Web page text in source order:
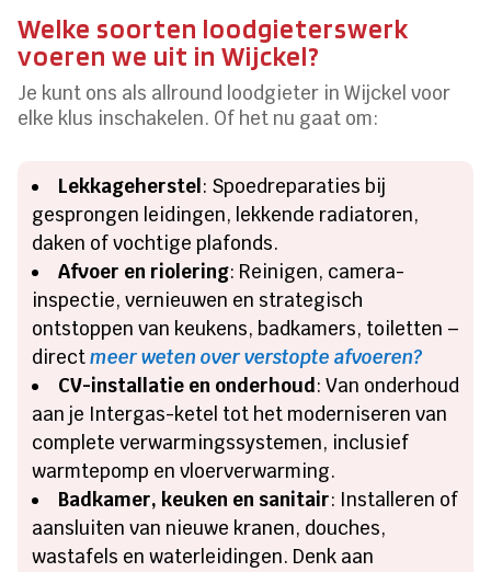
Welke soorten loodgieterswerk
voeren we uit in Wijckel?
Je kunt ons als allround loodgieter in Wijckel voor
elke klus inschakelen. Of het nu gaat om:
Lekkageherstel : Spoedreparaties bij
gesprongen leidingen, lekkende radiatoren,
daken of vochtige plafonds.
Afvoer en riolering: Reinigen, camera-
inspectie, vernieuwen en strategisch
ontstoppen van keukens, badkamers, toiletten –
directmeer weten over verstopte afvoeren?
CV-installatie en onderhoud: Van onderhoud
aan je Intergas-ketel tot het moderniseren van
complete verwarmingssystemen, inclusief
warmtepomp en vloerverwarming.
Badkamer, keuken en sanitair: Installeren of
aansluiten van nieuwe kranen, douches,
wastafels en waterleidingen. Denk aan